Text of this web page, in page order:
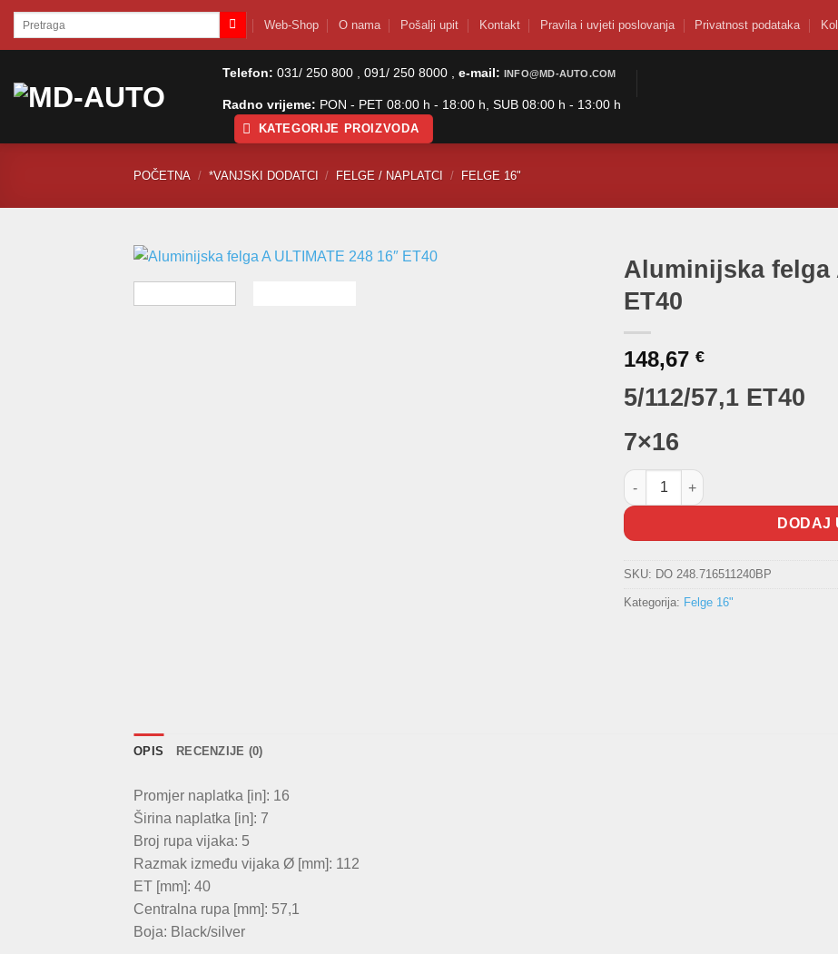
SkipPretraži: Web-Shop O nama Pošalji upit Kontakt Pravila i uvjeti poslovanja Privatnost podataka
Telefon: 031/ 250 800 , 091/ 250 8000 , e-mail: INFO@MD-AUTO.COM
Radno vrijeme: PON - PET 08:00 h - 18:00 h, SUB 08:00 h - 13:00 h
KATEGORIJE PROIZVODA
POČETNA / *VANJSKI DODATCI / FELGE / NAPLATCI / FELGE 16"
Aluminijska felga
ET40
148,67 €
5/112/57,1 ET40
7×16
Aluminijska felga A ULTIMATE 248
DODAJ
SKU: DO 248.716511240BP
Kategorija: Felge 16"
OPIS RECENZIJE (0)
Promjer naplatka [in]: 16
Širina naplatka [in]: 7
Broj rupa vijaka: 5
Razmak između vijaka Ø [mm]: 112
ET [mm]: 40
Centralna rupa [mm]: 57,1
Boja: Black/silver